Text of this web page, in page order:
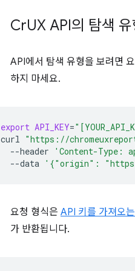
CrUX API의 탐색 유
API에서 탐색 유형을 보려면
하지 마세요.
export API_KEY=
curl "https://
--header
'Content-Type:
--data '{"origin":
요청 형식은 API 키를 가져오
가 반환됩니다.